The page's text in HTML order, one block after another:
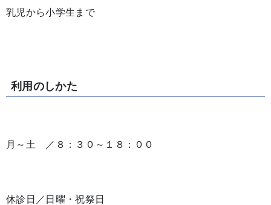
乳児から小学生まで
利用のしかた
月～土 ／８：３０～１８：００
休診日／日曜・祝祭日